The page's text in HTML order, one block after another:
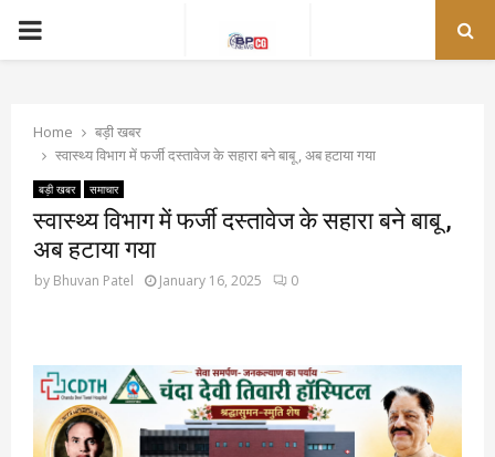
PRIMARY
Home
बड़ी खबर
स्वास्थ्य विभाग में फर्जी दस्तावेज के सहारा बने बाबू , अब हटाया गया
बड़ी खबर समाचार
स्वास्थ्य विभाग में फर्जी दस्तावेज के सहारा बने बाबू ,
अब हटाया गया
by Bhuvan Patel January 16, 2025 0